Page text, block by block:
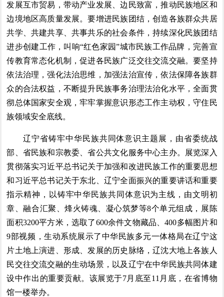
发展互市贸易，带动产业发展、边民致富，推动民族地区和
边境地区高质量发展。要增进民族团结，创造各族群众共居
共学、共建共享、共事共乐的社会条件，持续深化民族团结
进步创建工作，叫响“红色家园”城市民族工作品牌，完善宣
传教育常态化机制，促进各民族广泛交往交流交融。要坚持
依法治理，强化法治思维，加强法治宣传，依法保障各族群
众的合法权益，不断提升民族事务治理法治化水平，全面贯
彻总体国家安全观，牢牢掌握意识形态工作主动权，守住民
族领域安全底线。
辽宁省铸牢中华民族共同体意识主题展，由省委统战
部、省民族和宗教委、省公共文化服务中心主办。展览深入
贯彻落实习近平总书记关于加强和改进民族工作的重要思想
和习近平总书记关于东北、辽宁全面振兴的重要讲话和重要
指示精神，以铸牢中华民族共同体意识为主线，由文明初
章、融合汇聚、烽火铸魂、凝心筑梦等8个单元组成，展陈
面积3200平方米，选取了600余件文物藏品、400多幅图片和
9部视频，生动系统展示了中华民族多元一体格局在辽宁这
片土地上演进、形成、发展的历史脉络，辽沈大地上各族人
民交往交流交融的生动场景，以及辽宁在中华民族共同体建
设中作出的重要贡献。该展览于7月底至11月底，在省博物
馆一楼举办。